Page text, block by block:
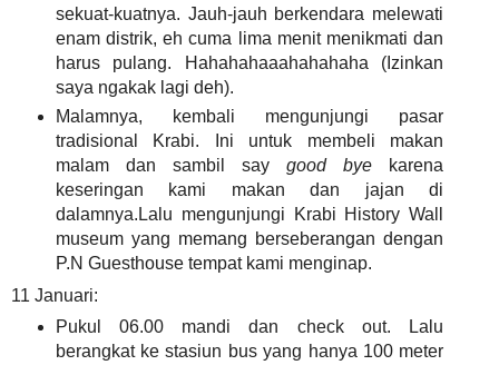
sekuat-kuatnya. Jauh-jauh berkendara melewati
enam distrik, eh cuma lima menit menikmati dan
harus pulang. Hahahahaaahahahaha (Izinkan
saya ngakak lagi deh).
Malamnya, kembali mengunjungi pasar
tradisional Krabi. Ini untuk membeli makan
malam dan sambil saygood bye karena
keseringan kami makan dan jajan di
dalamnya.Lalu mengunjungi Krabi History Wall
museum yang memang berseberangan dengan
P.N Guesthouse tempat kami menginap.
11 Januari:
Pukul 06.00 mandi dan check out. Lalu
berangkat ke stasiun bus yang hanya 100 meter